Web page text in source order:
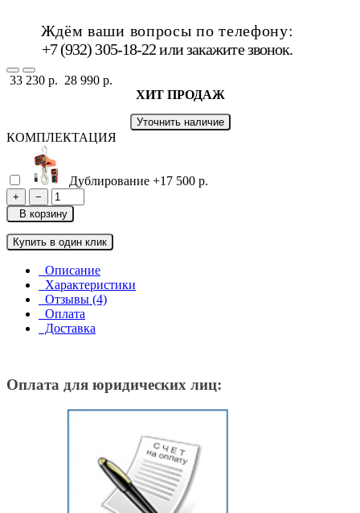
Ждём ваши вопросы по телефону:
+7 (932) 305-18-22 илизакажите звонок.
33 230 р. 28 990 р.
ХИТ ПРОДАЖ
Уточнить наличие
КОМПЛЕКТАЦИЯ
Дублирование +17 500 р.
+
−
В корзину
Купить в один клик
Описание
Характеристики
Отзывы (4)
Оплата
Доставка
Оплата для юридических лиц: